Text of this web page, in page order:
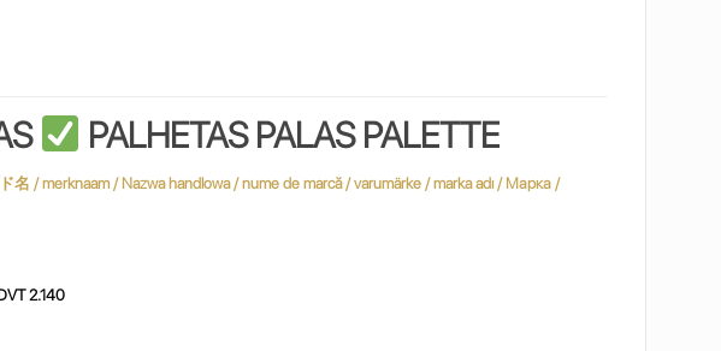
PALHETAS PALAS PALETTE
2.140